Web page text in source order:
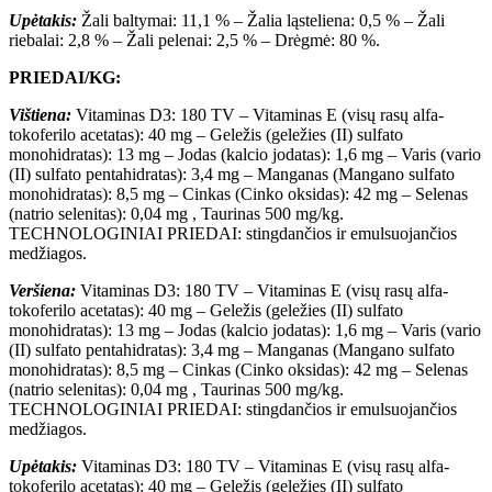
Upėtakis: Žali baltymai: 11,1 % – Žalia ląsteliena: 0,5 % – Žali
riebalai: 2,8 % – Žali pelenai: 2,5 % – Drėgmė: 80 %.
PRIEDAI/KG:
Vištiena: Vitaminas D3: 180 TV – Vitaminas E (visų rasų alfa-
tokoferilo acetatas): 40 mg – Geležis (geležies (II) sulfato
monohidratas): 13 mg – Jodas (kalcio jodatas): 1,6 mg – Varis (vario
(II) sulfato pentahidratas): 3,4 mg – Manganas (Mangano sulfato
monohidratas): 8,5 mg – Cinkas (Cinko oksidas): 42 mg – Selenas
(natrio selenitas): 0,04 mg , Taurinas 500 mg/kg.
TECHNOLOGINIAI PRIEDAI: stingdančios ir emulsuojančios
medžiagos.
Veršiena: Vitaminas D3: 180 TV – Vitaminas E (visų rasų alfa-
tokoferilo acetatas): 40 mg – Geležis (geležies (II) sulfato
monohidratas): 13 mg – Jodas (kalcio jodatas): 1,6 mg – Varis (vario
(II) sulfato pentahidratas): 3,4 mg – Manganas (Mangano sulfato
monohidratas): 8,5 mg – Cinkas (Cinko oksidas): 42 mg – Selenas
(natrio selenitas): 0,04 mg , Taurinas 500 mg/kg.
TECHNOLOGINIAI PRIEDAI: stingdančios ir emulsuojančios
medžiagos.
Upėtakis: Vitaminas D3: 180 TV – Vitaminas E (visų rasų alfa-
tokoferilo acetatas): 40 mg – Geležis (geležies (II) sulfato